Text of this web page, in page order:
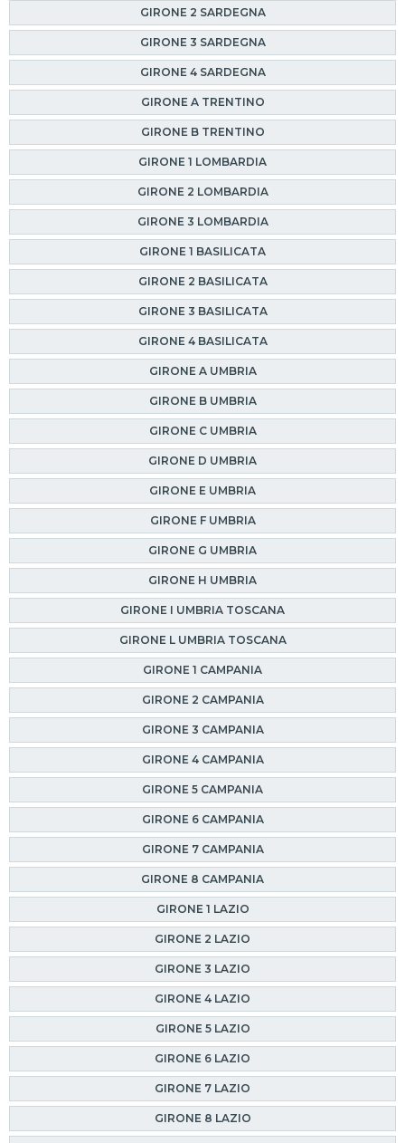
GIRONE 2 SARDEGNA
GIRONE 3 SARDEGNA
GIRONE 4 SARDEGNA
GIRONE A TRENTINO
GIRONE B TRENTINO
GIRONE 1 LOMBARDIA
GIRONE 2 LOMBARDIA
GIRONE 3 LOMBARDIA
GIRONE 1 BASILICATA
GIRONE 2 BASILICATA
GIRONE 3 BASILICATA
GIRONE 4 BASILICATA
GIRONE A UMBRIA
GIRONE B UMBRIA
GIRONE C UMBRIA
GIRONE D UMBRIA
GIRONE E UMBRIA
GIRONE F UMBRIA
GIRONE G UMBRIA
GIRONE H UMBRIA
GIRONE I UMBRIA TOSCANA
GIRONE L UMBRIA TOSCANA
GIRONE 1 CAMPANIA
GIRONE 2 CAMPANIA
GIRONE 3 CAMPANIA
GIRONE 4 CAMPANIA
GIRONE 5 CAMPANIA
GIRONE 6 CAMPANIA
GIRONE 7 CAMPANIA
GIRONE 8 CAMPANIA
GIRONE 1 LAZIO
GIRONE 2 LAZIO
GIRONE 3 LAZIO
GIRONE 4 LAZIO
GIRONE 5 LAZIO
GIRONE 6 LAZIO
GIRONE 7 LAZIO
GIRONE 8 LAZIO